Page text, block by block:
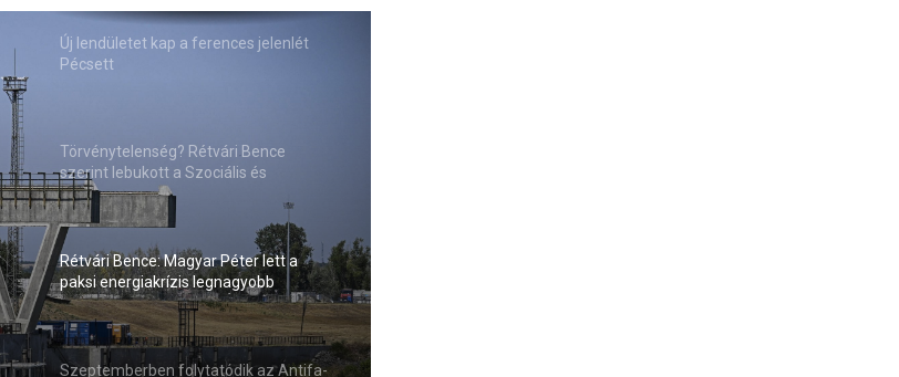
Új lendületet kap a ferences jelenlét
Pécsett
Törvénytelenség? Rétvári Bence
szerint lebukott a Szociális és
Családügyi Minisztérium
Rétvári Bence: Magyar Péter lett a
paksi energiakrízis legnagyobb
rémhírterjesztője (VIDEÓ)
Szeptemberben folytatódik az Antifa-